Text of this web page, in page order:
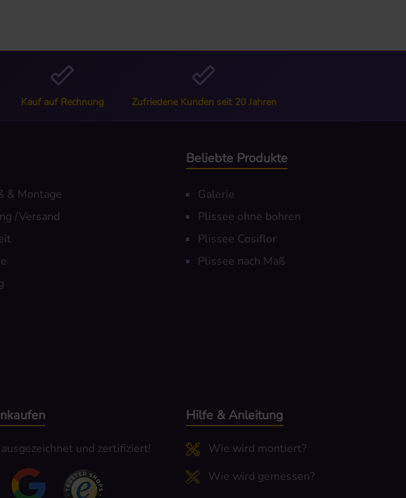
Kauf auf Rechnung Zufriedene Kunden seit 20 Jahren
& Montage
/Versand
Beliebte Produkte
Galerie
Plissee ohne bohren
Plissee Cosiflor
Plissee nach Maß
und zertifiziert!
Hilfe & Anleitung
Wie wird montiert?
Wie wird gemessen?